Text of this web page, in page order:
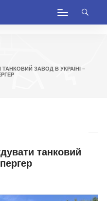
ТАНКОВИЙ ЗАВОД В УКРАЇНІ –
танковий